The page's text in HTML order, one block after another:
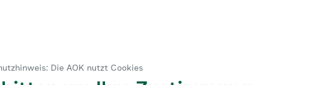
Die AOK nutzt Cookies